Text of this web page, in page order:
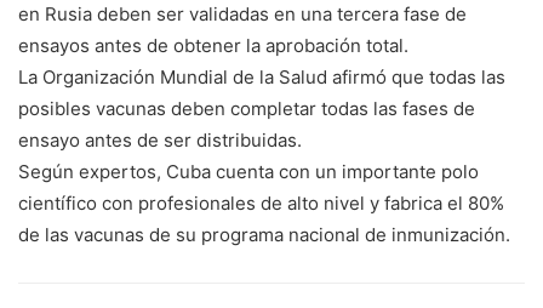
en Rusia deben ser validadas en una tercera fase de
ensayos antes de obtener la aprobación total.
La Organización Mundial de la Salud afirmó que todas las
posibles vacunas deben completar todas las fases de
ensayo antes de ser distribuidas.
Según expertos, Cuba cuenta con un importante polo
científico con profesionales de alto nivel y fabrica el 80%
de las vacunas de su programa nacional de inmunización.